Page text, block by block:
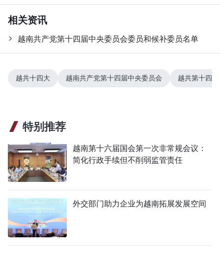
相关资讯
越南共产党第十四届中央委员会委员和候补委员名单
越共十四大 越南共产党第十四届中央委员会 越共第十四
特别推荐
越南第十六届国会第一次非常规会议：
简化行政手续但不削弱监管责任
外交部门助力企业为越南拓展发展空间